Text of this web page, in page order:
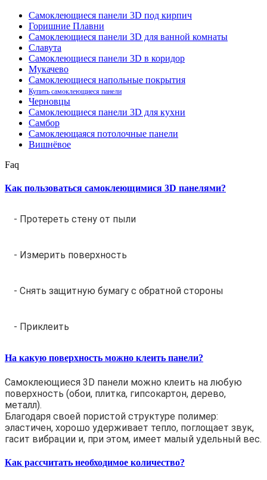
Самоклеющиеся панели 3D под кирпич
Горишние Плавни
Самоклеющиеся панели 3D для ванной комнаты
Славута
Самоклеющиеся панели 3D в коридор
Мукачево
Самоклеющиеся напольные покрытия
Купить самоклеющиеся панели
Черновцы
Самоклеющиеся панели 3D для кухни
Самбор
Самоклеющаяся потолочные панели
Вишнёвое
Faq
Как пользоваться самоклеющимися 3D панелями?
- Протереть стену от пыли
- Измерить поверхность
- Снять защитную бумагу с обратной стороны
- Приклеить
На какую поверхность можно клеить панели?
Самоклеющиеся 3D панели можно клеить на любую
поверхность (обои, плитка, гипсокартон, дерево,
металл).
Благодаря своей пористой структуре полимер:
эластичен, хорошо удерживает тепло, поглощает звук,
гасит вибрации и, при этом, имеет малый удельный вес.
Как рассчитать необходимое количество?